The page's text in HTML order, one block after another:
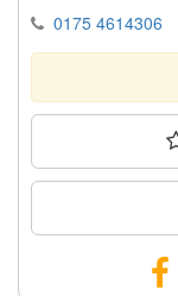
0175 4614306